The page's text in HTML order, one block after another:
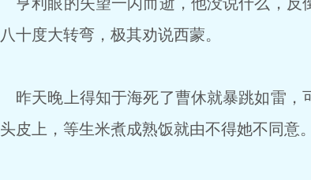
八十度大转弯，极其劝说西蒙。
昨天晚上得知于海死了曹休就暴跳如雷，
头皮上，等生米煮成熟饭就由不得她不同意。